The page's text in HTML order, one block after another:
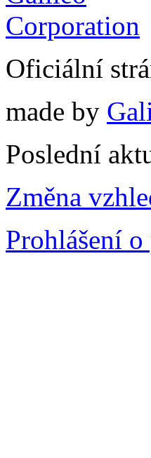
Oficiální
made by
Poslední
Změna
Prohlášení